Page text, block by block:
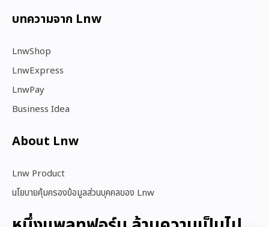
บทความจาก Lnw
LnwShop
LnwExpress
LnwPay
Business Idea
About Lnw​
Lnw Product
นโยบายคุ้มครองข้อมูลส่วนบุคคลของ Lnw